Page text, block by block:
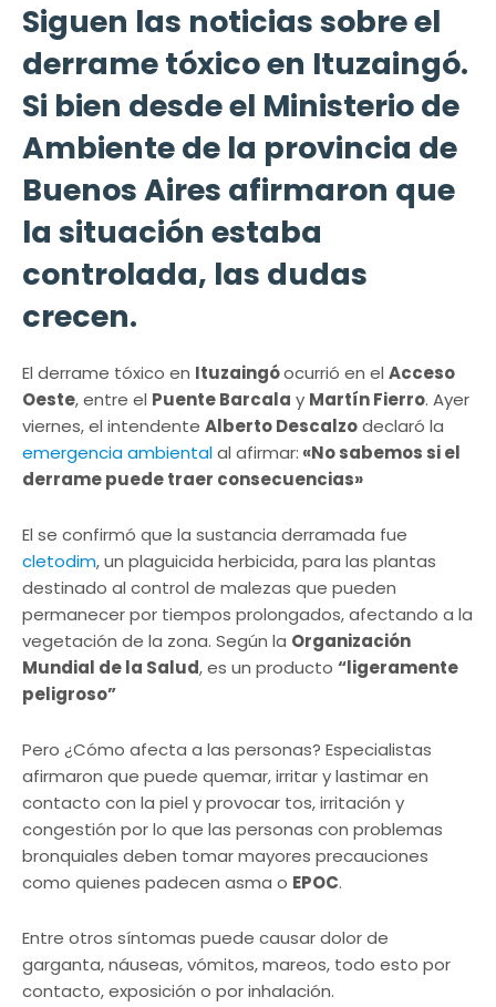
Siguen las noticias sobre el
derrame tóxico en Ituzaingó.
Si bien desde el Ministerio de
Ambiente de la provincia de
Buenos Aires afirmaron que
la situación estaba
controlada, las dudas
crecen.
El derrame tóxico en Ituzaingóocurrió en el Acceso
Oeste, entre el Puente Barcala y Martín Fierro. Ayer
viernes, el intendente Alberto Descalzodeclaró la
emergencia ambientalal afirmar: «No sabemos si el
derrame puede traer consecuencias»
El se confirmó que la sustancia derramada fue
cletodim, un plaguicida herbicida, para las plantas
destinado al control de malezas que pueden
permanecer por tiempos prolongados, afectando a la
vegetación de la zona. Según la Organización
Mundial de la Salud, es un producto “ligeramente
peligroso”
Pero ¿Cómo afecta a las personas? Especialistas
afirmaron que puede quemar, irritar y lastimar en
contacto con la piel y provocar tos, irritación y
congestión por lo que las personas con problemas
bronquiales deben tomar mayores precauciones
como quienes padecen asma o EPOC.
Entre otros síntomas puede causar dolor de
garganta, náuseas, vómitos, mareos, todo esto por
contacto, exposición o por inhalación.